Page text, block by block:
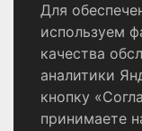
Согласие на
Для
используем
качества
аналитики
кнопку
принимаете